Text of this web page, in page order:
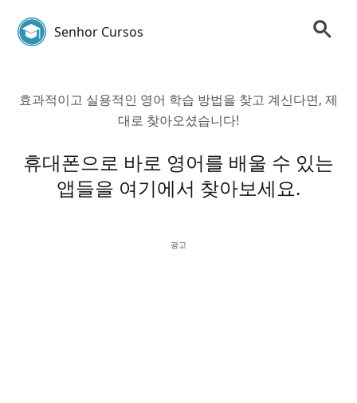
Senhor Cursos
효과적이고 실용적인 영어 학습 방법을 찾고 계신다면, 제
대로 찾아오셨습니다!
휴대폰으로 바로 영어를 배울 수 있는
앱들을 여기에서 찾아보세요.
광고